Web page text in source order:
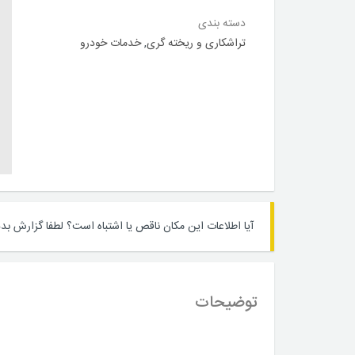
دسته بندی
تراشکاری و ریخته گری,خدمات خودرو
آیا اطلاعات این مکان ناقص یا اشتباه است؟ لطفا گزارش
توضیحات